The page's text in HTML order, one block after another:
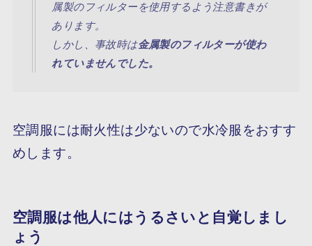
属製のフィルターを使用するよう注意書きが
あります。
しかし、事故時は金属製のフィルターが使わ
れていませんでした。
空調服には耐火性は少ないので水冷服 をおすす
めします。
空調服は他人にはうるさいと自覚しまし
ょう